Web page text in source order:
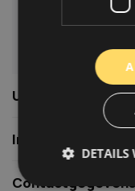
Usefull links
Informatie
Contactgegevens
DETAILS